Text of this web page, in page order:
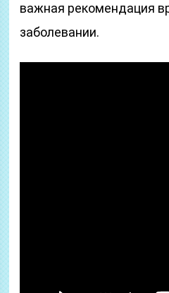
важная рекомендация
заболевании.